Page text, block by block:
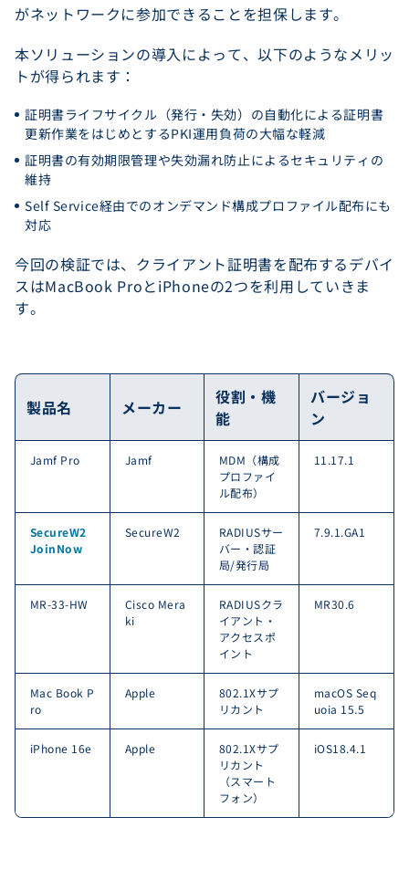
がネットワークに参加できることを担保します。
本ソリューションの導入によって、以下のようなメリッ
トが得られます：
証明書ライフサイクル（発行・失効）の自動化による証明書
更新作業をはじめとするPKI運用負荷の大幅な軽減
証明書の有効期限管理や失効漏れ防止によるセキュリティの
維持
Self Service経由でのオンデマンド構成プロファイル配布にも
対応
今回の検証では、クライアント証明書を配布するデバイ
スはMacBook ProとiPhoneの2つを利用していきま
す。
製品名 メーカー
役割・機
能
バージョ
ン
Jamf Pro Jamf
MDM（構成
プロファイ
ル配布）
11.17.1
SecureW2
JoinNow
SecureW2
RADIUSサー
バー・認証
局/発行局
7.9.1.GA1
MR-33-HW
Cisco Mera
ki
RADIUSクラ
イアント・
アクセスポ
イント
MR30.6
Mac Book P
ro
Apple
802.1Xサプ
リカント
macOS Seq
uoia 15.5
iPhone 16e Apple
802.1Xサプ
リカント
（スマート
フォン）
iOS18.4.1